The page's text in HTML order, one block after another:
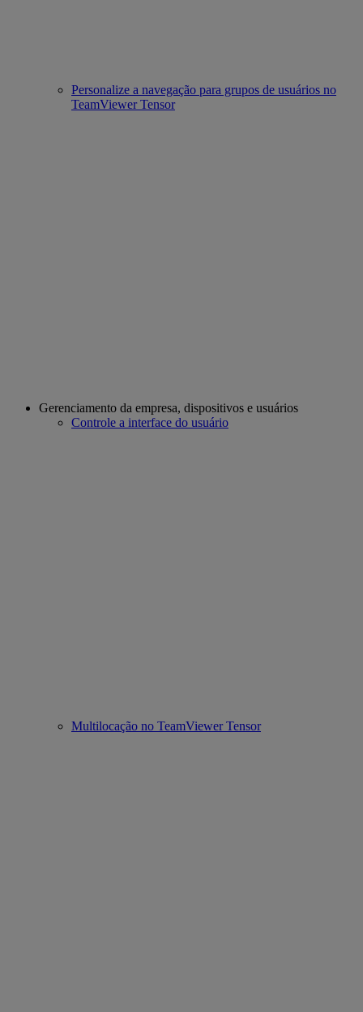
Personalize a navegação para grupos de usuários no
TeamViewer Tensor
Gerenciamento da empresa, dispositivos e usuários
Controle a interface do usuário
Multilocação no TeamViewer Tensor